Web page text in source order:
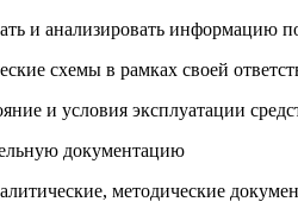
и анализировать информацию
схемы в рамках своей
и условия эксплуатации
документацию
методические